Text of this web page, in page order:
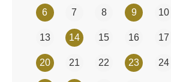
6 7 8 9 10
13 14 15 16 17
20 21 22 23 24